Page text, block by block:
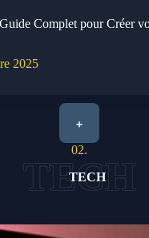
Complet pour Créer
2025
+
02.
TECH